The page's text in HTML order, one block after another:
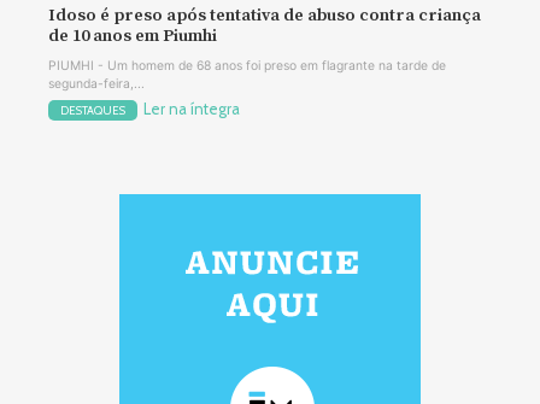
Idoso é preso após tentativa de abuso contra criança
de 10 anos em Piumhi
PIUMHI - Um homem de 68 anos foi preso em flagrante na tarde de
segunda-feira,...
DESTAQUES Ler na íntegra